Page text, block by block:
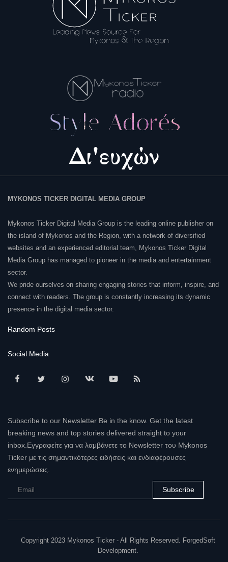
MYKONOS TICKER DIGITAL MEDIA GROUP
Mykonos Ticker Digital Media Group is the leading online publisher on
the island of Mykonos and the Region, with a network of diversified
websites and an experienced editorial team, Mykonos Ticker Digital
Media Group has managed to pioneer in the media and entertainment
sector.
We pride ourselves on sharing engaging stories that inform, inspire, and
connect with readers. The group is constantly increasing its dynamic
presence in the digital media sector.
Random Posts
Social Media
Subscribe to our Newsletter Be in the know. Get the latest
breaking news and top stories delivered straight to your
inbox.Εγγραφείτε για να λαμβάνετε το Newsletter του Mykonos
Ticker με τις σημαντικότερες ειδήσεις και ενδιαφέρουσες
ενημερώσεις.
Subscribe
Copyright 2023 Mykonos Ticker - All Rights Reserved. ForgedSoft
Development.